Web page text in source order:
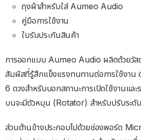
ถุงผ้าสำหรับใส่ Aumeo Audio
คู่มือการใช้งาน
ใบรับประกันสินค้า
การออกแบบ Aumeo Audio ผลิตด้วยวัส
สัมผัสที่รู้สึกแข็งแรงทนทานต่อการใช้งาน
6 ดวงสำหรับบอกสถานะการเปิดใช้งานแล
บนจะมีตัวหมุน (Rotator) สำหรับปรับระดั
ส่วนด้านข้างประกอบไปด้วยช่องพอร์ต